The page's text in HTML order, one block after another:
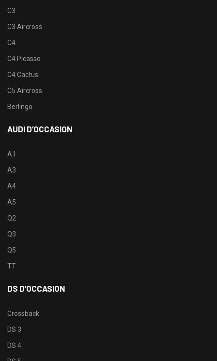
C3
C3 Aircross
C4
C4 Picasso
C4 Cactus
C5 Aircross
Berlingo
AUDI D’OCCASION
A1
A3
A4
A5
Q2
Q3
Q5
TT
DS D’OCCASION
Crossback
DS 3
DS 4